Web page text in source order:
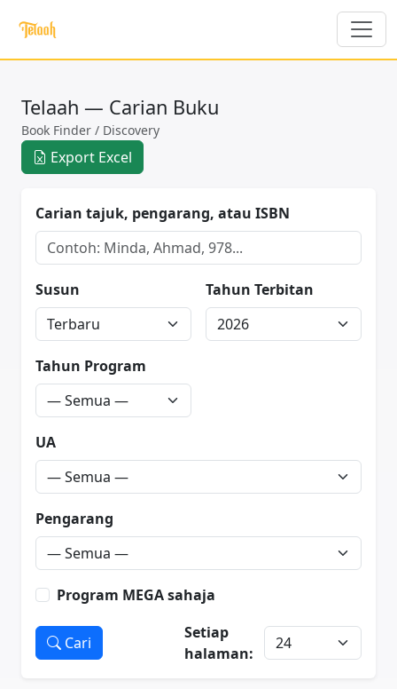
Telaah — Carian Buku
Book Finder / Discovery
Export Excel
Carian tajuk, pengarang, atau ISBN
Susun Tahun Terbitan
Tahun Program
UA
Pengarang
Program MEGA sahaja
Cari
Setiap
halaman: